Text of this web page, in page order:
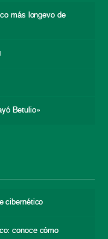
más longevo de
Betulio»
cibernético
conoce cómo